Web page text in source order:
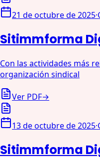
21 de octubre de 2025·
Sitimmforma
Con las actividades más
organización sindical
Ver PDF→
13 de octubre de 2025·
Sitimmforma